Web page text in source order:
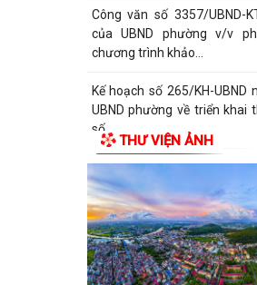
năm 2026
Lễ chào cờ tháng 8/2026
Thông báo số 1298/TB-
về việc công bố kế hoạch,
thực hiện đấu...
Thông báo số 1298/TB-
của UBND phường về việc
danh mục khu đất...
Công văn số: 3386/UBND-
Quyết định số 2558/QĐ-
của Ủy ban...
THƯ VIỆN ẢNH